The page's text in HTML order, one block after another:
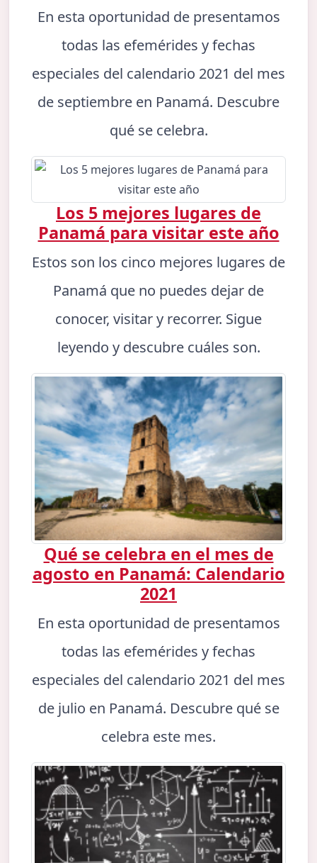
En esta oportunidad de presentamos
todas las efemérides y fechas
especiales del calendario 2021 del mes
de septiembre en Panamá. Descubre
qué se celebra.
Los 5 mejores lugares de
Panamá para visitar este año
Estos son los cinco mejores lugares de
Panamá que no puedes dejar de
conocer, visitar y recorrer. Sigue
leyendo y descubre cuáles son.
Qué se celebra en el mes de
agosto en Panamá: Calendario
2021
En esta oportunidad de presentamos
todas las efemérides y fechas
especiales del calendario 2021 del mes
de julio en Panamá. Descubre qué se
celebra este mes.